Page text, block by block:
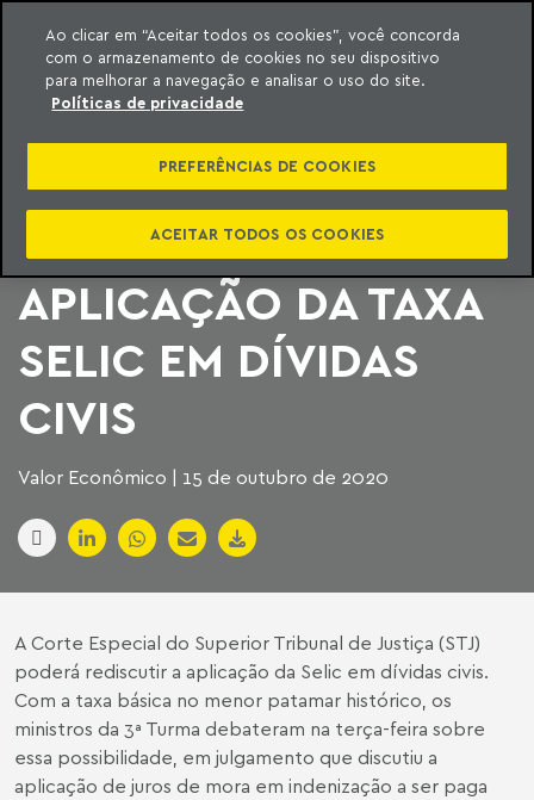
o conteúdo
Machado Meyer
CORTE ESPECIAL DO
STJ PODERÁ
REDISCUTIR
APLICAÇÃO DA TAXA
SELIC EM DÍVIDAS
CIVIS
Valor Econômico | 15 de outubro de 2020
A Corte Especial do Superior Tribunal de Justiça (STJ)
poderá rediscutir a aplicação da Selic em dívidas civis.
Com a taxa básica no menor patamar histórico, os
ministros da 3ª Turma debateram na terça-feira sobre
essa possibilidade, em julgamento que discutiu a
aplicação de juros de mora em indenização a ser paga
Ao clicar em “Aceitar todos os cookies”, você concorda
com o armazenamento de cookies no seu dispositivo
para melhorar a navegação e analisar o uso do site.
Políticas de privacidade
PREFERÊNCIAS DE COOKIES
ACEITAR TODOS OS COOKIES